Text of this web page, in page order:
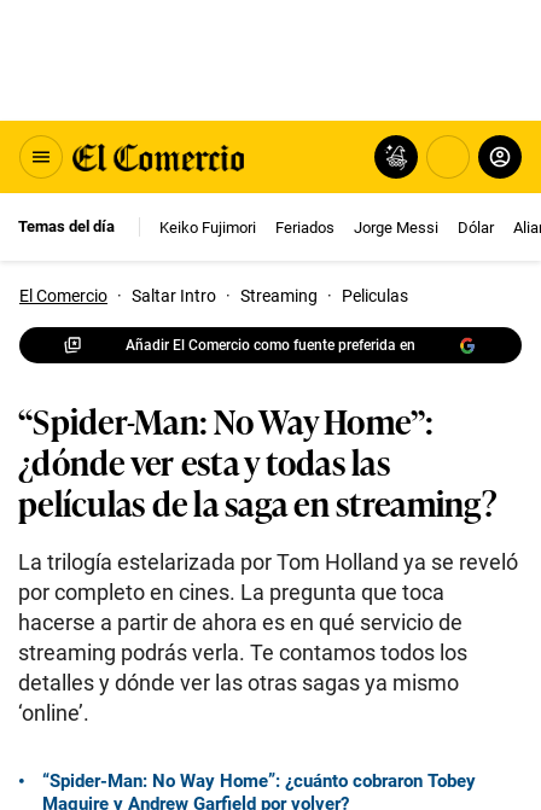
Temas del día Keiko Fujimori Feriados Jorge Messi Dólar
El Comercio · Saltar Intro · Streaming · Peliculas
Añadir El Comercio como fuente preferida en
“Spider-Man: No Way Home”:
¿dónde ver esta y todas las
películas de la saga en streaming?
La trilogía estelarizada por Tom Holland ya se reveló
por completo en cines. La pregunta que toca
hacerse a partir de ahora es en qué servicio de
streaming podrás verla. Te contamos todos los
detalles y dónde ver las otras sagas ya mismo
‘online’.
“Spider-Man: No Way Home”: ¿cuánto cobraron Tobey
Maguire y Andrew Garfield por volver?